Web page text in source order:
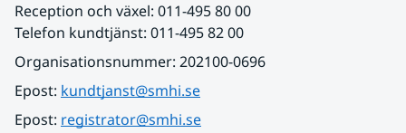
Reception och växel: 011-495 80 00
Telefon kundtjänst: 011-495 82 00
Organisationsnummer: 202100-0696
Epost: kundtjanst@smhi.se
Epost: registrator@smhi.se